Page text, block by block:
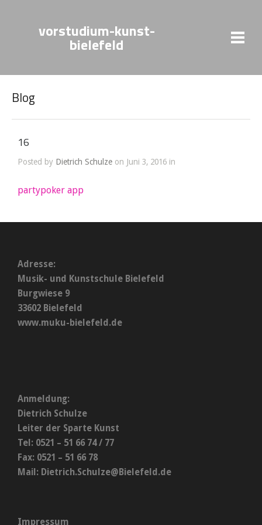
vorstudium-kunst-
bielefeld
Blog
16
Posted by Dietrich Schulze on Juni 3, 2016 in
partypoker app
Adresse:
Musik- und Kunstschule Bielefeld
Burgwiese 9
33602 Bielefeld
www.muku-bielefeld.de
Anmeldung:
Dietrich Schulze
Leiter der Sparte Kunst
Tel: 0521 – 51 66 74 / 77
Fax: 0521 – 51 66 78
Mail: Dietrich.Schulze@Bielefeld.de
Impressum